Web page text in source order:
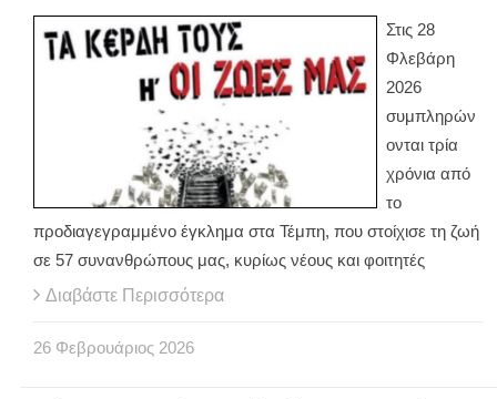
Στις 28
Φλεβάρη
2026
συμπληρών
ονται τρία
χρόνια από
το
προδιαγεγραμμένο έγκλημα στα Τέμπη, που στοίχισε τη ζωή
σε 57 συνανθρώπους μας, κυρίως νέους και φοιτητές
Διαβάστε Περισσότερα
26 Φεβρουάριος 2026